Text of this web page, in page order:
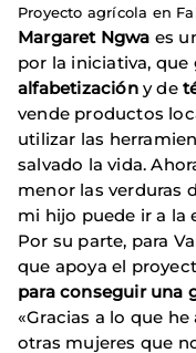
Proyecto agrícola en
Margaret Ngwa es
por la iniciativa, que
alfabetización y de
vende productos
utilizar las
salvado la vida.
menor las verduras
mi hijo puede ir a la
Por su parte, para
que apoya el
para conseguir una
«Gracias a lo que
otras mujeres que